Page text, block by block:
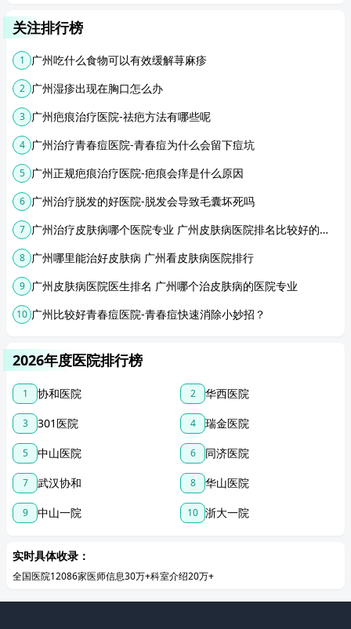
关注排行榜
1 广州吃什么食物可以有效缓解荨麻疹
2 广州湿疹出现在胸口怎么办
3 广州疤痕治疗医院-祛疤方法有哪些呢
4 广州治疗青春痘医院-青春痘为什么会留下痘坑
5 广州正规疤痕治疗医院-疤痕会痒是什么原因
6 广州治疗脱发的好医院-脱发会导致毛囊坏死吗
7 广州治疗皮肤病哪个医院专业 广州皮肤病医院排名比较好的医院
8 广州哪里能治好皮肤病 广州看皮肤病医院排行
9 广州皮肤病医院医生排名 广州哪个治皮肤病的医院专业
10 广州比较好青春痘医院-青春痘快速消除小妙招？
2026年度医院排行榜
1 协和医院 2 华西医院
3 301医院 4 瑞金医院
5 中山医院 6 同济医院
7 武汉协和 8 华山医院
9 中山一院 10 浙大一院
实时具体收录：
全国医院12086家医师信息30万+科室介绍20万+